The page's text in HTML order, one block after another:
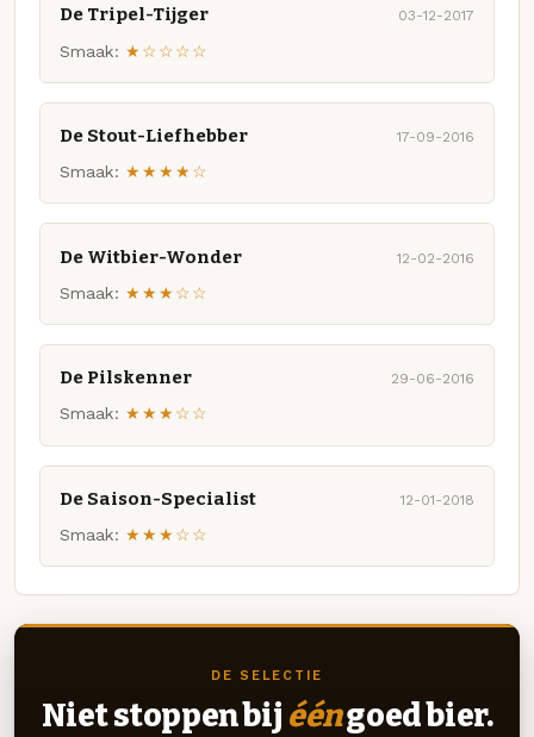
De Tripel-Tijger 03-12-2017
Smaak: ★☆☆☆☆
De Stout-Liefhebber 17-09-2016
Smaak: ★★★★☆
De Witbier-Wonder 12-02-2016
Smaak: ★★★☆☆
De Pilskenner 29-06-2016
Smaak: ★★★☆☆
De Saison-Specialist 12-01-2018
Smaak: ★★★☆☆
DE SELECTIE
Niet stoppen bij ééngoed bier.